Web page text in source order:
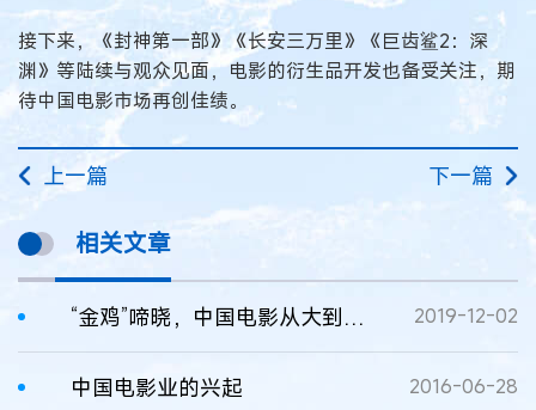
接下来，《封神第一部》《长安三万里》《巨齿鲨2：深
渊》等陆续与观众见面，电影的衍生品开发也备受关注，期
待中国电影市场再创佳绩。
上一篇 下一篇
相关文章
“金鸡”啼晓，中国电影从大到强现曙光 2019-12-02
中国电影业的兴起 2016-06-28